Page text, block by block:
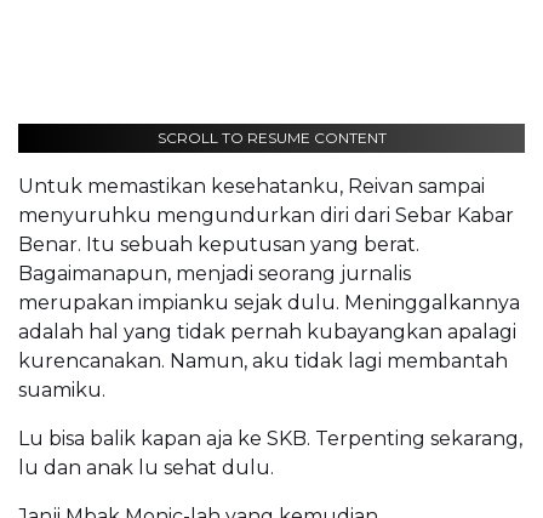
SCROLL TO RESUME CONTENT
Untuk memastikan kesehatanku, Reivan sampai
menyuruhku mengundurkan diri dari Sebar Kabar
Benar. Itu sebuah keputusan yang berat.
Bagaimanapun, menjadi seorang jurnalis
merupakan impianku sejak dulu. Meninggalkannya
adalah hal yang tidak pernah kubayangkan apalagi
kurencanakan. Namun, aku tidak lagi membantah
suamiku.
Lu bisa balik kapan aja ke SKB. Terpenting sekarang,
lu dan anak lu sehat dulu.